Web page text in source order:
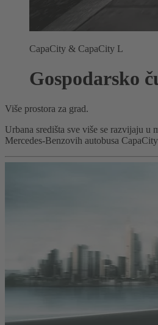
CapaCity & CapaCity L
Gospodarsko
Više prostora za grad.
Urbana središta sve više se razvijaju u
Mercedes-Benzovih autobusa